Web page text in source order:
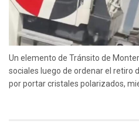
Un elemento de Tránsito de
sociales luego de ordenar el retiro
por portar cristales polarizados,